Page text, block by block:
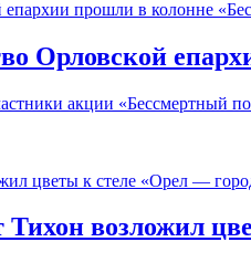
Орловской
акции «Бессмертный
возложил